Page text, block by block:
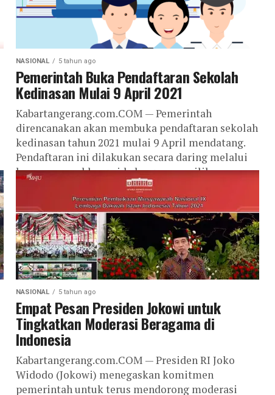
NASIONAL 5 tahun ago
Pemerintah Buka Pendaftaran Sekolah
Kedinasan Mulai 9 April 2021
Kabartangerang.com.COM — Pemerintah
direncanakan akan membuka pendaftaran sekolah
kedinasan tahun 2021 mulai 9 April mendatang.
Pendaftaran ini dilakukan secara daring melalui
laman sscasn.bkn.go.id, dengan memilih menu...
NASIONAL 5 tahun ago
Empat Pesan Presiden Jokowi untuk
Tingkatkan Moderasi Beragama di
Indonesia
Kabartangerang.com.COM — Presiden RI Joko
Widodo (Jokowi) menegaskan komitmen
pemerintah untuk terus mendorong moderasi